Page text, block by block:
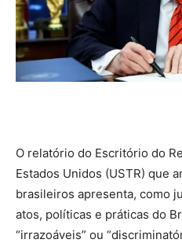
O relatório do Escritório do
Estados Unidos (USTR) que
brasileiros apresenta, como
atos, políticas e práticas do
“irrazoáveis” ou